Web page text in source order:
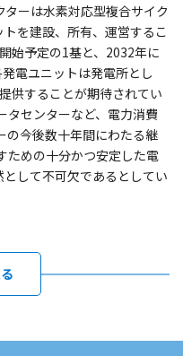
ーは水素対応型複合サイク
を建設、所有、運営するこ
始予定の1基と、2032年に
電ユニットは発電所とし
供することが期待されてい
タセンターなど、電力消費
の今後数十年間にわたる継
ための十分かつ安定した電
して不可欠であるとしてい